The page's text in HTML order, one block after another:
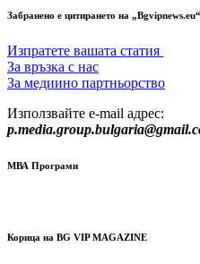
Забранено е цитирането на
Изпратете вашата статия
За връзка с нас
За медиино партньорство
Използвайте e-mail адрес:
МВА Програми
Корица на BG VIP MAGAZINE